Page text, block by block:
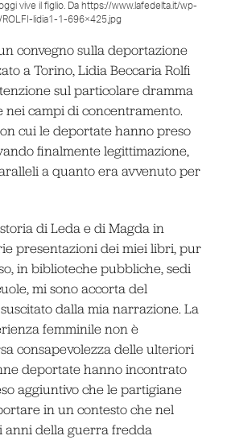
vive il figlio. Da https://www.lafedelta.it/wp-
lidia1-1-696×425.jpg
convegno sulla deportazione
a Torino, Lidia Beccaria Rolfi
sul particolare dramma
nei campi di concentramento.
cui le deportate hanno preso
finalmente legittimazione,
a quanto era avvenuto per
di Leda e di Magda in
presentazioni dei miei libri, pur
in biblioteche pubbliche, sedi
mi sono accorta del
dalla mia narrazione. La
femminile non è
consapevolezza delle ulteriori
deportate hanno incontrato
aggiuntivo che le partigiane
in un contesto che nel
anni della guerra fredda